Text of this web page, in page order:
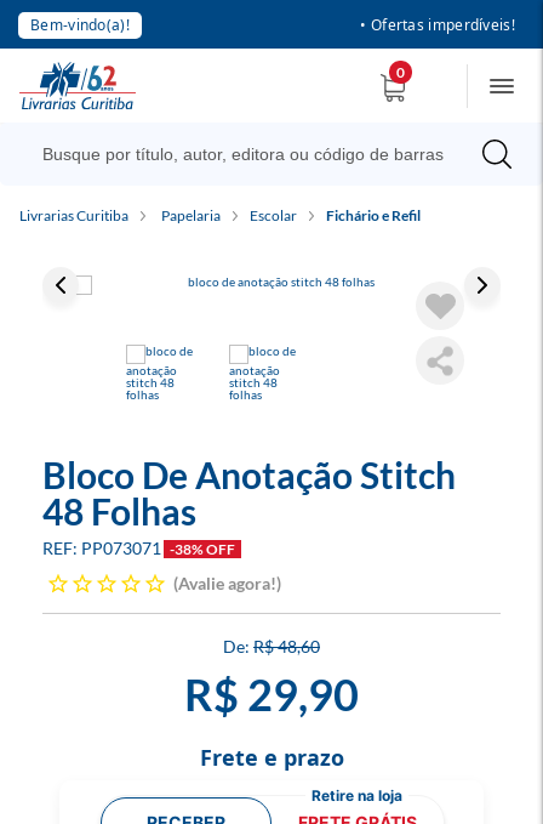
Bem-vindo(a)! • Ofertas imperdíveis!
0
Livrarias Curitiba Papelaria Escolar Fichário e Refil
Bloco De Anotação Stitch
48 Folhas
PP073071 -38% OFF
Avalie agora!
R$ 48,60
R$ 29,90
Frete e prazo